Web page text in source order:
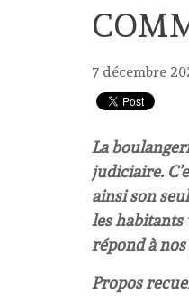
7 décembre
La
judiciaire.
ainsi son
les habitants
répond à
Propos